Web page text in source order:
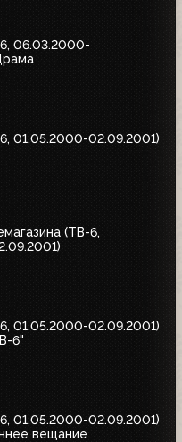
06.03.2000-
01.05.2000-02.09.2001)
(ТВ-6,
01.05.2000-02.09.2001)
6"
01.05.2000-02.09.2001)
вещание